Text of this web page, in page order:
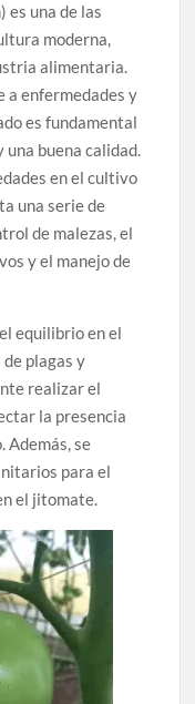
es una de las
moderna,
alimentaria.
a enfermedades y
es fundamental
una buena calidad.
en el cultivo
una serie de
de malezas, el
y el manejo de
equilibrio en el
plagas y
realizar el
la presencia
Además, se
para el
el jitomate.